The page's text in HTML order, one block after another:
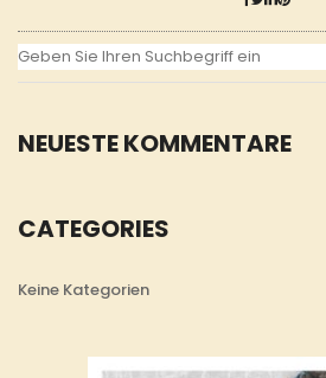
NEUESTE KOMMENTARE
CATEGORIES
Keine Kategorien